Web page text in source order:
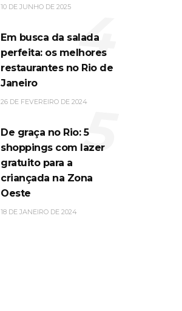
10 DE JUNHO DE 2025
Em busca da salada
perfeita: os melhores
restaurantes no Rio de
Janeiro
26 DE FEVEREIRO DE 2024
4
De graça no Rio: 5
shoppings com lazer
gratuito para a
criançada na Zona
Oeste
18 DE JANEIRO DE 2024
5